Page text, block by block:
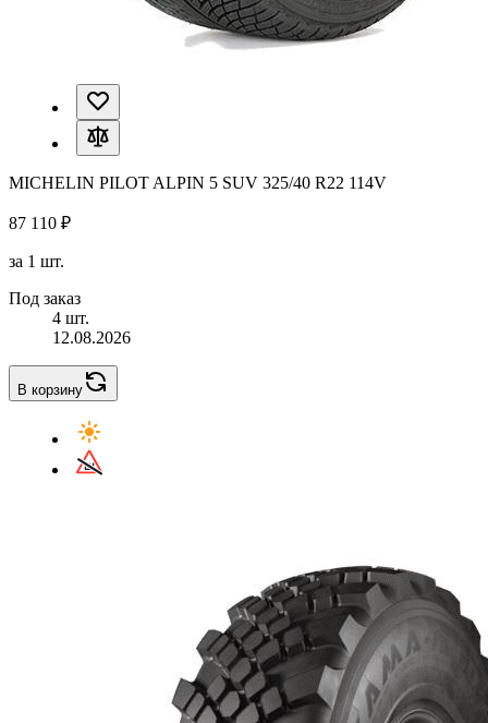
MICHELIN PILOT ALPIN 5 SUV 325/40 R22 114V
87 110 ₽
за 1 шт.
Под заказ
4 шт.
12.08.2026
В корзину